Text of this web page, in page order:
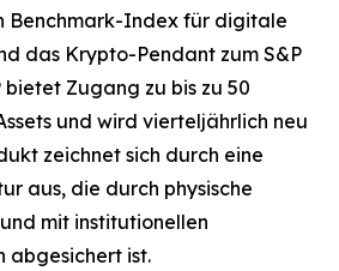
Benchmark-Index für digitale
das Krypto-Pendant zum S&P
bietet Zugang zu bis zu 50
und wird vierteljährlich neu
zeichnet sich durch eine
aus, die durch physische
mit institutionellen
abgesichert ist.